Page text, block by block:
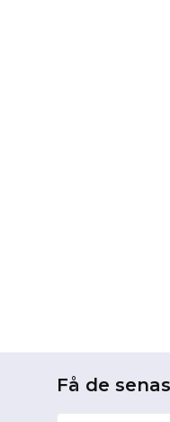
Få de